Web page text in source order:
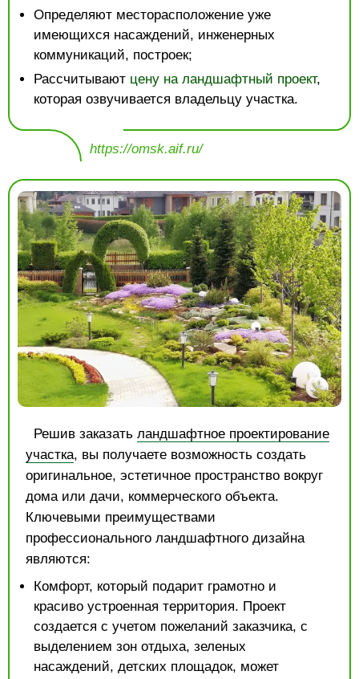
Определяют месторасположение уже
имеющихся насаждений, инженерных
коммуникаций, построек;
Рассчитывают цену на ландшафтный проект,
которая озвучивается владельцу участка.
https://omsk.aif.ru/
Решив заказать ландшафтное проектирование
участка, вы получаете возможность создать
оригинальное, эстетичное пространство вокруг
дома или дачи, коммерческого объекта.
Ключевыми преимуществами
профессионального ландшафтного дизайна
являются:
Комфорт, который подарит грамотно и
красиво устроенная территория. Проект
создается с учетом пожеланий заказчика, с
выделением зон отдыха, зеленых
насаждений, детских площадок, может